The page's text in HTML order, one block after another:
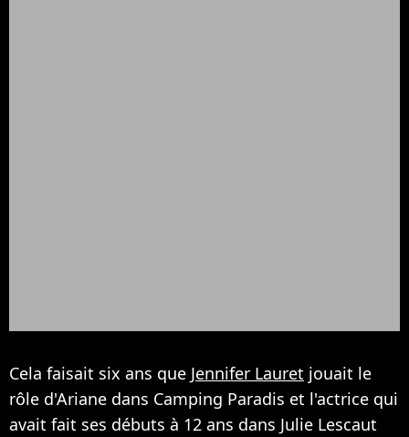
Cela faisait six ans que Jennifer Lauret jouait le
rôle d'Ariane dans Camping Paradis et l'actrice qui
avait fait ses débuts à 12 ans dans Julie Lescaut